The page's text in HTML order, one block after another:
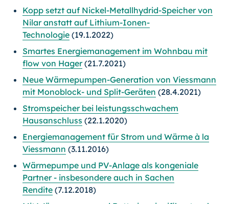
Kopp setzt auf Nickel-Metallhydrid-Speicher von
Nilar anstatt auf Lithium-Ionen-
Technologie (19.1.2022)
Smartes Energiemanagement im Wohnbau mit
flow von Hager(21.7.2021)
Neue Wärmepumpen-Generation von Viessmann
mit Monoblock- und Split-Geräten (28.4.2021)
Stromspeicher bei leistungsschwachem
Hausanschluss (22.1.2020)
Energiemanagement für Strom und Wärme à la
Viessmann (3.11.2016)
Wärmepumpe und PV-Anlage als kongeniale
Partner - insbesondere auch in Sachen
Rendite (7.12.2018)